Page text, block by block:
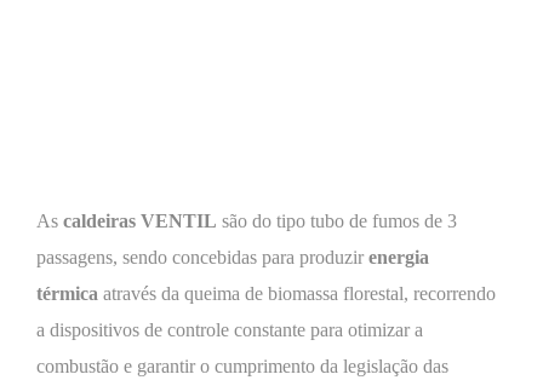
As caldeiras VENTIL são do tipo tubo de fumos de 3
passagens, sendo concebidas para produzir energia
térmica através da queima de biomassa florestal, recorrendo
a dispositivos de controle constante para otimizar a
combustão e garantir o cumprimento da legislação das